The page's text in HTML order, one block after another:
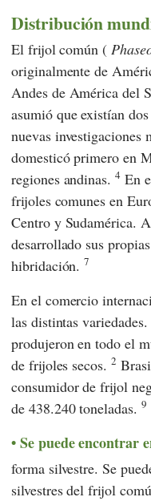
Distribución
El frijol común (
originalmente de
Andes de América del
asumió que existían
nuevas investigaciones
domesticó primero en
regiones andinas.4 En
frijoles comunes en
Centro y Sudamérica.
desarrollado sus
hibridación.7
En el comercio
las distintas
produjeron en todo el
de frijoles secos. 2
consumidor de frijol
de 438.240 toneladas. 9
Se puede encontrar
forma silvestre. Se
silvestres del frijol